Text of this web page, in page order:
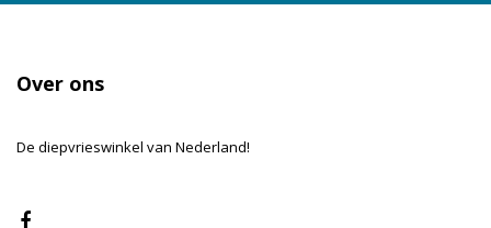
Over ons
De diepvrieswinkel van Nederland!